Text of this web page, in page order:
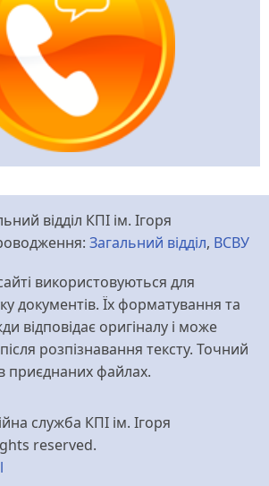
відділ КПІ ім. Ігоря
Загальний відділ, ВСВУ
використовуються для
документів. Їх форматування та
відповідає оригіналу і може
розпізнавання тексту. Точний
приєднаних файлах.
служба КПІ ім. Ігоря
reserved.